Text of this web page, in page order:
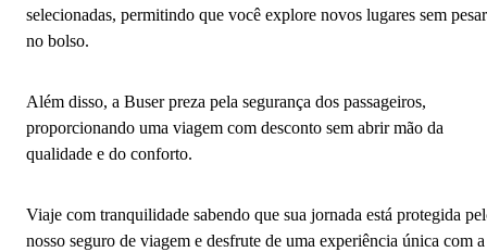
selecionadas, permitindo que você explore novos lugares sem pesar
no bolso.
Além disso, a Buser preza pela segurança dos passageiros,
proporcionando uma viagem com desconto sem abrir mão da
qualidade e do conforto.
Viaje com tranquilidade sabendo que sua jornada está protegida
nosso seguro de viagem e desfrute de uma experiência única com a